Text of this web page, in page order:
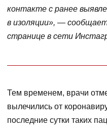
контакте с ранее
в изоляции», —
странице в сети
Тем временем, врачи
вылечились от
последние сутки таких